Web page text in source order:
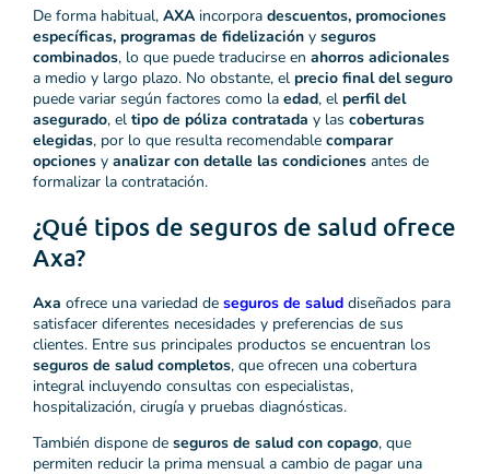
De forma habitual, AXA incorpora descuentos, promociones
específicas, programas de fidelización y seguros
combinados, lo que puede traducirse en ahorros adicionales
a medio y largo plazo. No obstante, el precio final del seguro
puede variar según factores como la edad, el perfil del
asegurado, el tipo de póliza contratada y las coberturas
elegidas, por lo que resulta recomendable comparar
opciones y analizar con detalle las condiciones antes de
formalizar la contratación.
¿Qué tipos de seguros de salud ofrece
Axa?
Axa ofrece una variedad de seguros de salud diseñados para
satisfacer diferentes necesidades y preferencias de sus
clientes. Entre sus principales productos se encuentran los
seguros de salud completos, que ofrecen una cobertura
integral incluyendo consultas con especialistas,
hospitalización, cirugía y pruebas diagnósticas.
También dispone de seguros de salud con copago, que
permiten reducir la prima mensual a cambio de pagar una